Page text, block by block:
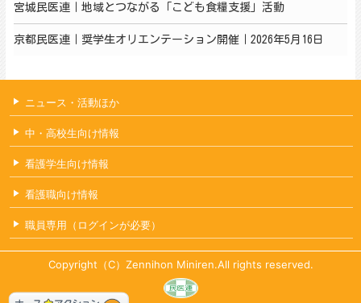
宮城民医連｜地域とつながる「こども食糧支援」活動
京都民医連｜奨学生オリエンテーション開催｜2026年5月16日
ニュース・活動ほか
中・高校生向け情報
看護学生向け情報
看護職向け情報
職員専用（ログインが必要）
Copyright（C）Zennihon Miniren.All rights reserved.